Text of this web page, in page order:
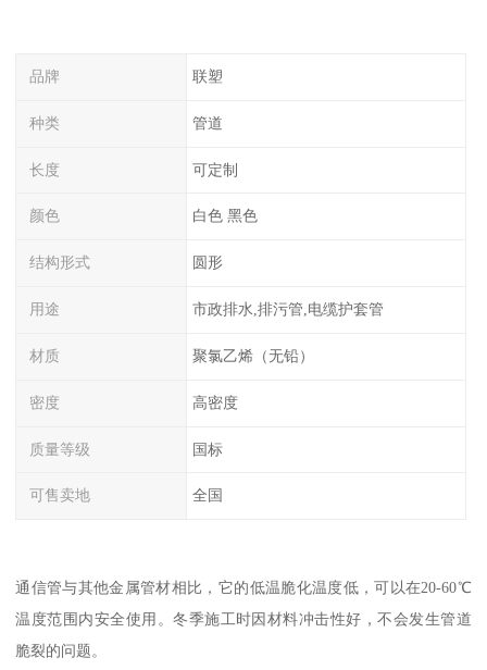
品牌 联塑
种类 管道
长度 可定制
颜色 白色 黑色
结构形式 圆形
用途 市政排水,排污管,电缆护套管
材质 聚氯乙烯（无铅）
密度 高密度
质量等级 国标
可售卖地 全国
通信管与其他金属管材相比，它的低温脆化温度低，可以在20-60℃
温度范围内安全使用。冬季施工时因材料冲击性好，不会发生管道
脆裂的问题。